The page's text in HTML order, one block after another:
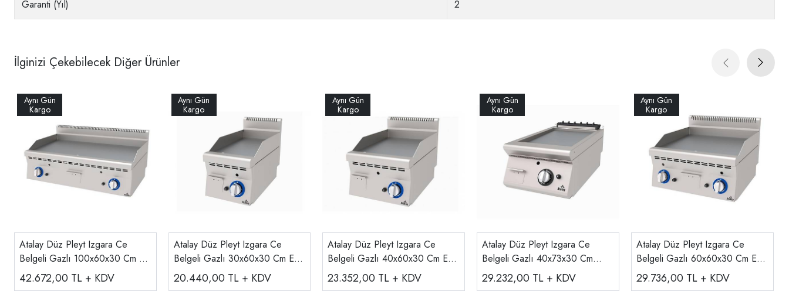
Garanti (Yıl) 2
İlginizi Çekebilecek Diğer Ürünler
Atalay Düz Pleyt Izgara Ce
Belgeli Gazlı 100x60x30 Cm E
AGI-1060
42.672,00 TL + KDV
Atalay Düz Pleyt Izgara Ce
Belgeli Gazlı 30x60x30 Cm E
AGI-360
20.440,00 TL + KDV
Atalay Düz Pleyt Izgara Ce
Belgeli Gazlı 40x60x30 Cm E
AGI-460
23.352,00 TL + KDV
Atalay Düz Pleyt Izgara Ce
Belgeli Gazlı 40x73x30 Cm
AGI-473
29.232,00 TL + KDV
Atalay Düz Pleyt Izgara Ce
Belgeli Gazlı 60x60x30 Cm E
AGI-660
29.736,00 TL + KDV